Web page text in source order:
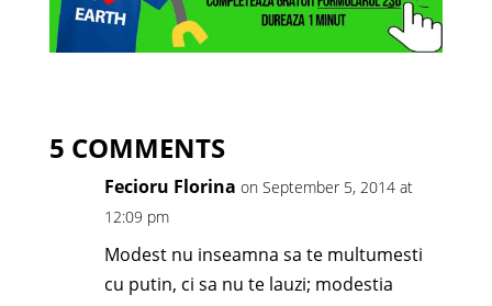
5 COMMENTS
Fecioru Florina on September 5, 2014 at
12:09 pm
Modest nu inseamna sa te multumesti
cu putin, ci sa nu te lauzi; modestia